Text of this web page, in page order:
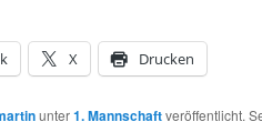
X Drucken
unter1. Mannschaftveröffentlicht.